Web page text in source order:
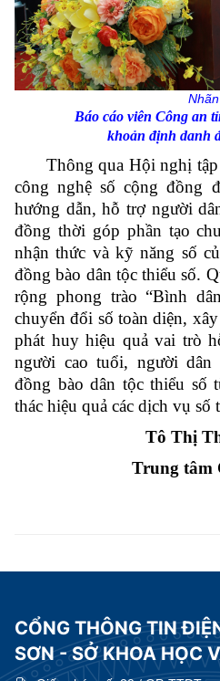
Nhãn
Báo cáo viên Công an
khoản định danh
Thông qua Hội nghị
công nghệ số cộng đồng
hướng dẫn, hỗ trợ người
đồng thời góp phần tạo
nhận thức và kỹ năng số
đồng bào dân tộc thiểu số.
rộng phong trào “Bình
chuyển đổi số toàn diện,
phát huy hiệu quả vai trò
người cao tuổi, người
đồng bào dân tộc thiểu số
thác hiệu quả các dịch vụ số
Tô Thị
Trung tâm
CỔNG THÔNG TIN
SƠN - SỞ KHOA HỌC